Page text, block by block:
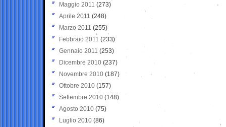
Maggio 2011 (273)
Aprile 2011 (248)
Marzo 2011 (255)
Febbraio 2011 (233)
Gennaio 2011 (253)
Dicembre 2010 (237)
Novembre 2010 (187)
Ottobre 2010 (157)
Settembre 2010 (148)
Agosto 2010 (75)
Luglio 2010 (86)